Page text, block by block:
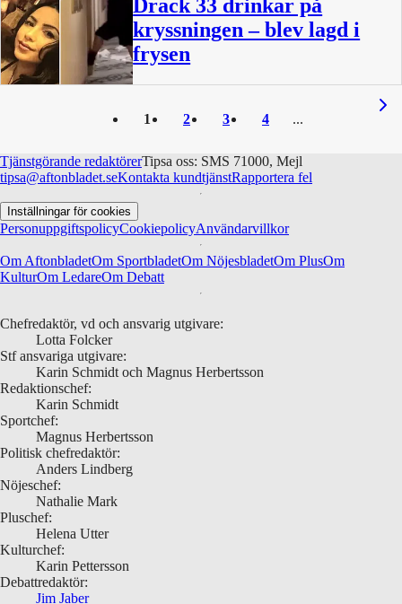
Drack 33 drinkar på
kryssningen – blev lagd i
frysen
1 2 3 4
Tjänstgörande redaktörerTipsa oss: SMS 71000, Mejl
tipsa@aftonbladet.seKontakta kundtjänstRapportera fel
Inställningar för cookies
PersonuppgiftspolicyCookiepolicyAnvändarvillkor
Om AftonbladetOm SportbladetOm NöjesbladetOm PlusOm
KulturOm LedareOm Debatt
Chefredaktör, vd och ansvarig utgivare:
Lotta Folcker
Stf ansvariga utgivare:
Karin Schmidt och Magnus Herbertsson
Redaktionschef:
Karin Schmidt
Sportchef:
Magnus Herbertsson
Politisk chefredaktör:
Anders Lindberg
Nöjeschef:
Nathalie Mark
Pluschef:
Helena Utter
Kulturchef:
Karin Pettersson
Debattredaktör:
Jim Jaber